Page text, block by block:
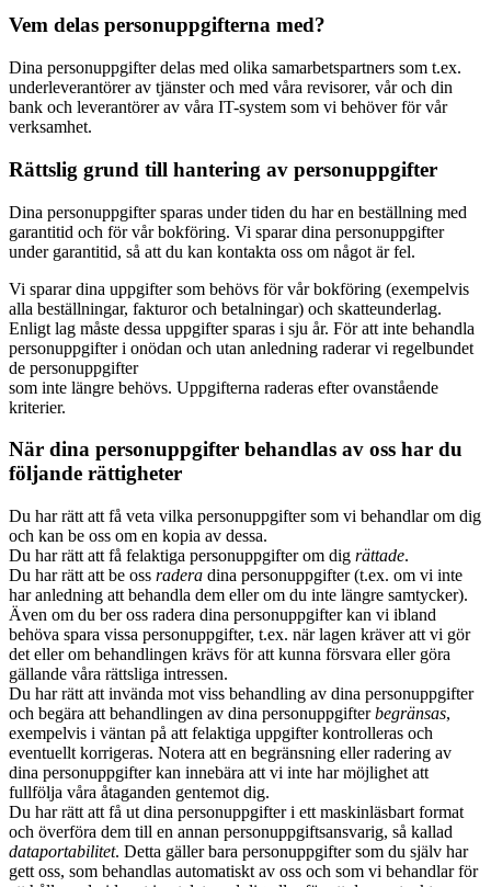
Vem delas personuppgifterna med?
Dina personuppgifter delas med olika samarbetspartners som t.ex.
underleverantörer av tjänster och med våra revisorer, vår och din
bank och leverantörer av våra IT-system som vi behöver för vår
verksamhet.
Rättslig grund till hantering av personuppgifter
Dina personuppgifter sparas under tiden du har en beställning med
garantitid och för vår bokföring. Vi sparar dina personuppgifter
under garantitid, så att du kan kontakta oss om något är fel.
Vi sparar dina uppgifter som behövs för vår bokföring (exempelvis
alla beställningar, fakturor och betalningar) och skatteunderlag.
Enligt lag måste dessa uppgifter sparas i sju år. För att inte behandla
personuppgifter i onödan och utan anledning raderar vi regelbundet
de personuppgifter
som inte längre behövs. Uppgifterna raderas efter ovanstående
kriterier.
När dina personuppgifter behandlas av oss har du
följande rättigheter
Du har rätt att få veta vilka personuppgifter som vi behandlar om dig
och kan be oss om en kopia av dessa.
Du har rätt att få felaktiga personuppgifter om dig rättade.
Du har rätt att be oss radera dina personuppgifter (t.ex. om vi inte
har anledning att behandla dem eller om du inte längre samtycker).
Även om du ber oss radera dina personuppgifter kan vi ibland
behöva spara vissa personuppgifter, t.ex. när lagen kräver att vi gör
det eller om behandlingen krävs för att kunna försvara eller göra
gällande våra rättsliga intressen.
Du har rätt att invända mot viss behandling av dina personuppgifter
och begära att behandlingen av dina personuppgifterbegränsas,
exempelvis i väntan på att felaktiga uppgifter kontrolleras och
eventuellt korrigeras. Notera att en begränsning eller radering av
dina personuppgifter kan innebära att vi inte har möjlighet att
fullfölja våra åtaganden gentemot dig.
Du har rätt att få ut dina personuppgifter i ett maskinläsbart format
och överföra dem till en annan personuppgiftsansvarig, så kallad
dataportabilitet. Detta gäller bara personuppgifter som du själv har
gett oss, som behandlas automatiskt av oss och som vi behandlar för